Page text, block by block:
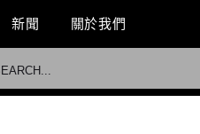
新聞 關於我們